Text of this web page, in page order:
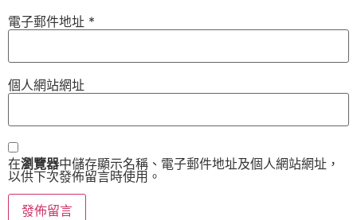
電子郵件地址 *
個人網站網址
在瀏覽器中儲存顯示名稱、電子郵件地址及個人網站網址，
以供下次發佈留言時使用。